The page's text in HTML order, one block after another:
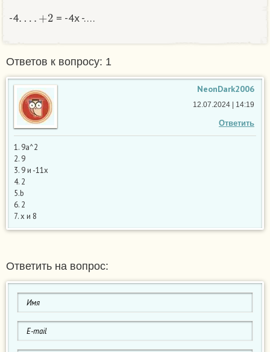
-4
= -4x -….
Ответов к вопросу: 1
NeonDark2006
Ответить
12.07.2024 | 14:19
1. 9а^2
2. 9
3. 9 и -11х
4. 2
5.b
6. 2
7. x и 8
Ответить на вопрос: